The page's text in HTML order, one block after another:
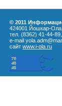
© 2011
424001 Йошкар-
тел. (8362) 41-44-
e-mail
сайт www.i-ola.ru